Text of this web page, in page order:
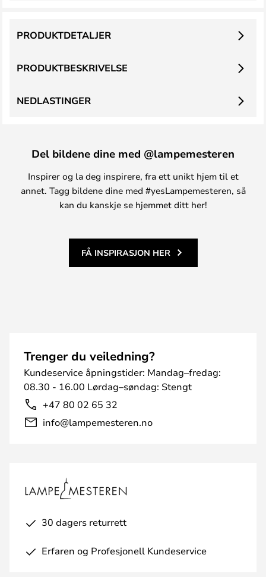
PRODUKTBESKRIVELSE
PRODUKTDETALJER
NEDLASTINGER
Del bildene dine med @lampemesteren
Inspirer og la deg inspirere, fra ett unikt hjem til et
annet. Tagg bildene dine med #yesLampemesteren, så
kan du kanskje se hjemmet ditt her!
FÅ INSPIRASJON HER
Trenger du veiledning?
Kundeservice åpningstider: Mandag–fredag:
08.30 - 16.00 Lørdag–søndag: Stengt
+47 80 02 65 32
info@lampemesteren.no
30 dagers returrett
Erfaren og Profesjonell Kundeservice